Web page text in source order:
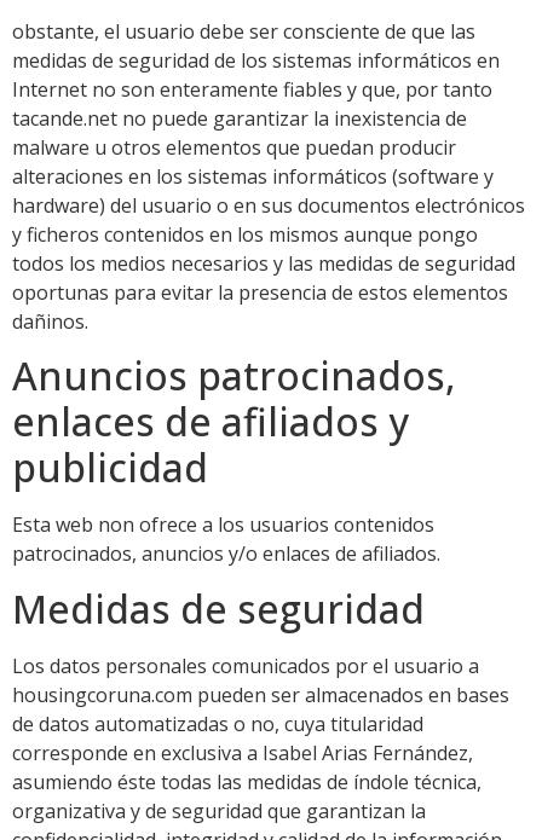
obstante, el usuario debe ser consciente de que las
medidas de seguridad de los sistemas informáticos en
Internet no son enteramente fiables y que, por tanto
tacande.net no puede garantizar la inexistencia de
malware u otros elementos que puedan producir
alteraciones en los sistemas informáticos (software y
hardware) del usuario o en sus documentos electrónicos
y ficheros contenidos en los mismos aunque pongo
todos los medios necesarios y las medidas de seguridad
oportunas para evitar la presencia de estos elementos
dañinos.
Anuncios patrocinados,
enlaces de afiliados y
publicidad
Esta web non ofrece a los usuarios contenidos
patrocinados, anuncios y/o enlaces de afiliados.
Medidas de seguridad
Los datos personales comunicados por el usuario a
housingcoruna.com pueden ser almacenados en bases
de datos automatizadas o no, cuya titularidad
corresponde en exclusiva a Isabel Arias Fernández,
asumiendo éste todas las medidas de índole técnica,
organizativa y de seguridad que garantizan la